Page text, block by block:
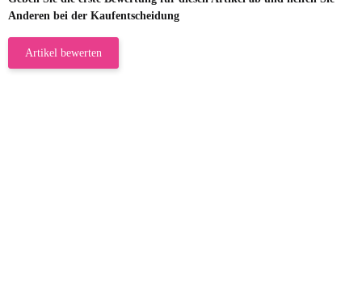
Anderen bei der Kaufentscheidung
Artikel bewerten